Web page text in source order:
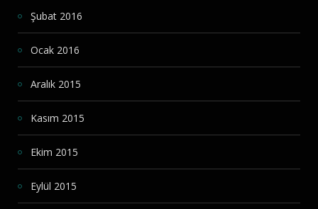
Şubat 2016
Ocak 2016
Aralık 2015
Kasım 2015
Ekim 2015
Eylül 2015